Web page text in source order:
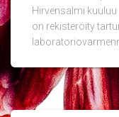
Hirvensalmi
on rekisteröity